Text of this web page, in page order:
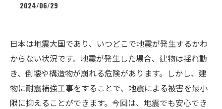
2024/06/29
日本は地震大国であり、いつどこで地震が発生するかわ
からない状況です。地震が発生した場合、建物は揺れ動
き、倒壊や構造物が崩れる危険があります。しかし、建
物に耐震補強工事をすることで、地震による被害を最小
限に抑えることができます。今回は、地震でも安心でき